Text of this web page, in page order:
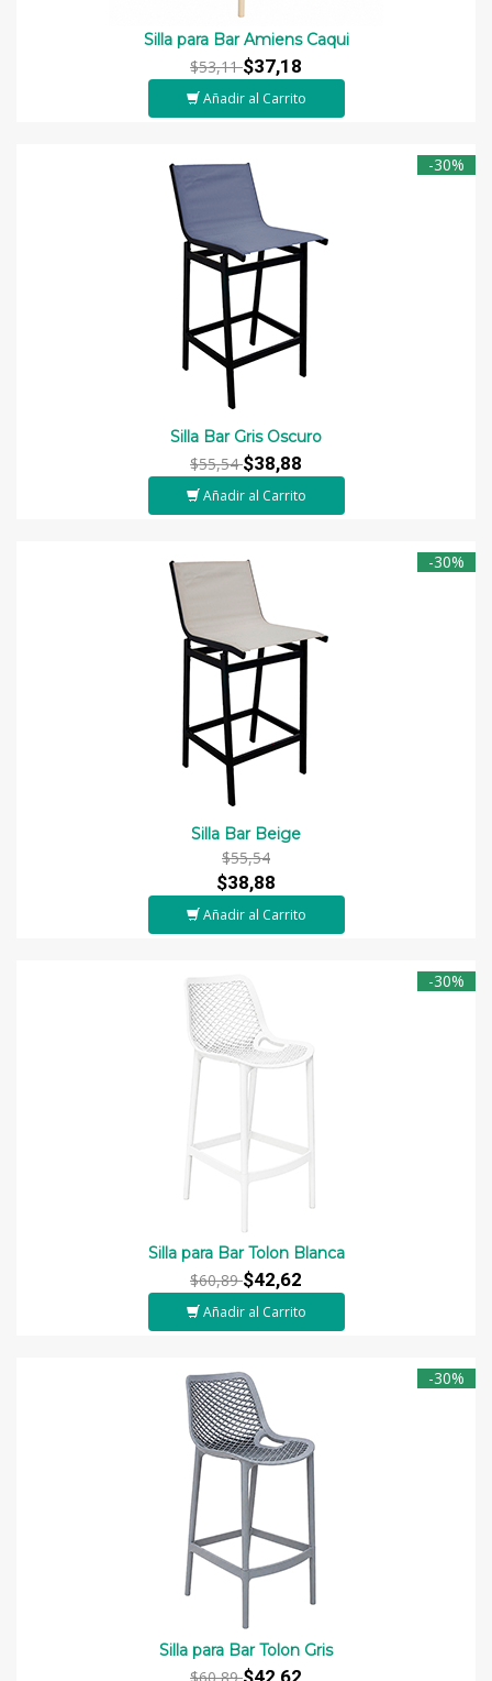
Silla para Bar Amiens Caqui
$53,11$37,18
Añadir al Carrito
-30%
Silla Bar Gris Oscuro
$55,54$38,88
Añadir al Carrito
-30%
Silla Bar Beige
$55,54
$38,88
Añadir al Carrito
-30%
Silla para Bar Tolon Blanca
$60,89$42,62
Añadir al Carrito
-30%
Silla para Bar Tolon Gris
$60,89$42,62